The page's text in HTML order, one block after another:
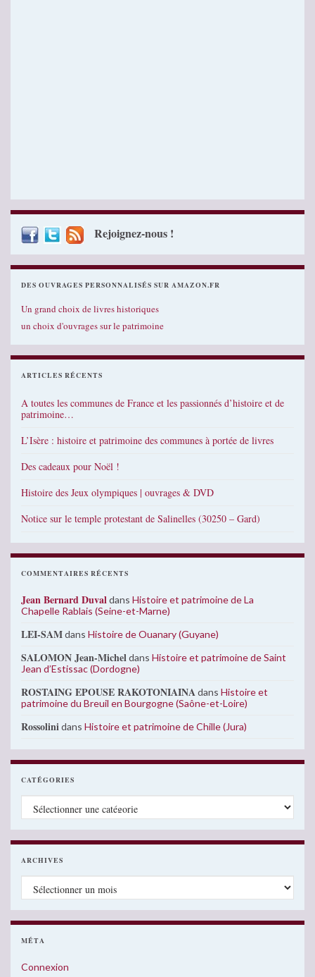
Rejoignez-nous !
DES OUVRAGES PERSONNALISÉS SUR AMAZON.FR
Un grand choix de livres historiques
un choix d'ouvrages sur le patrimoine
ARTICLES RÉCENTS
A toutes les communes de France et les passionnés d’histoire et de
patrimoine…
L’Isère : histoire et patrimoine des communes à portée de livres
Des cadeaux pour Noël !
Histoire des Jeux olympiques | ouvrages & DVD
Notice sur le temple protestant de Salinelles (30250 – Gard)
COMMENTAIRES RÉCENTS
Jean Bernard Duvaldans Histoire et patrimoine de La
Chapelle Rablais (Seine-et-Marne)
LEI-SAMdans Histoire de Ouanary (Guyane)
SALOMON Jean-Micheldans Histoire et patrimoine de Saint
Jean d’Estissac (Dordogne)
ROSTAING EPOUSE RAKOTONIAINAdans Histoire et
patrimoine du Breuil en Bourgogne (Saône-et-Loire)
Rossolinidans Histoire et patrimoine de Chille (Jura)
CATÉGORIES
Catégories
ARCHIVES
Archives
MÉTA
Connexion